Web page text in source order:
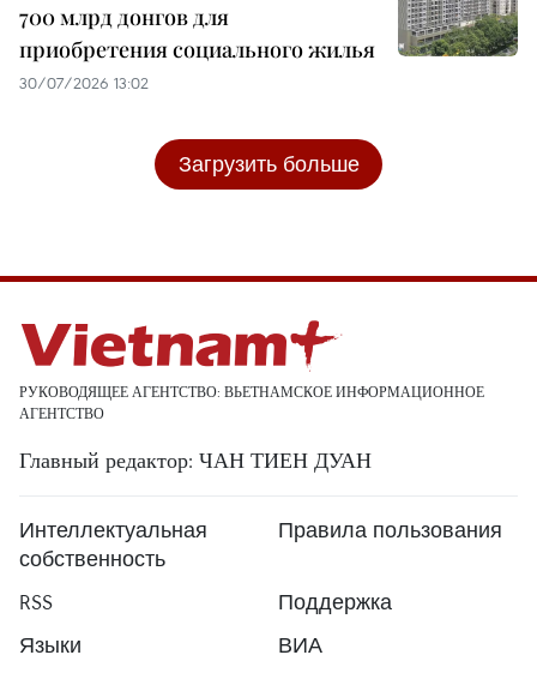
700 млрд донгов для
приобретения социального жилья
30/07/2026 13:02
Загрузить больше
РУКОВОДЯЩЕЕ АГЕНТСТВО: ВЬЕТНАМСКОЕ ИНФОРМАЦИОННОЕ
АГЕНТСТВО
Главный редактор: ЧАН ТИЕН ДУАН
Интеллектуальная
собственность
Правила пользования
RSS
Поддержка
Языки
ВИА